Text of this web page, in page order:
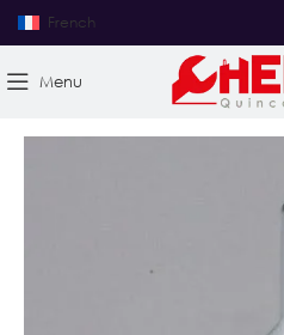
French
Menu